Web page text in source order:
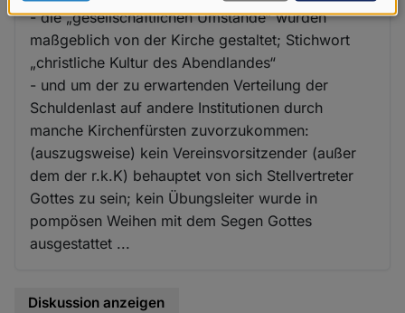
- die „gesellschaftlichen Umstände“ wurden
maßgeblich von der Kirche gestaltet; Stichwort
„christliche Kultur des Abendlandes“
- und um der zu erwartenden Verteilung der
Schuldenlast auf andere Institutionen durch
manche Kirchenfürsten zuvorzukommen:
(auszugsweise) kein Vereinsvorsitzender (außer
dem der r.k.K) behauptet von sich Stellvertreter
Gottes zu sein; kein Übungsleiter wurde in
pompösen Weihen mit dem Segen Gottes
ausgestattet ...
Diskussion anzeigen
Daten
und
Cookies